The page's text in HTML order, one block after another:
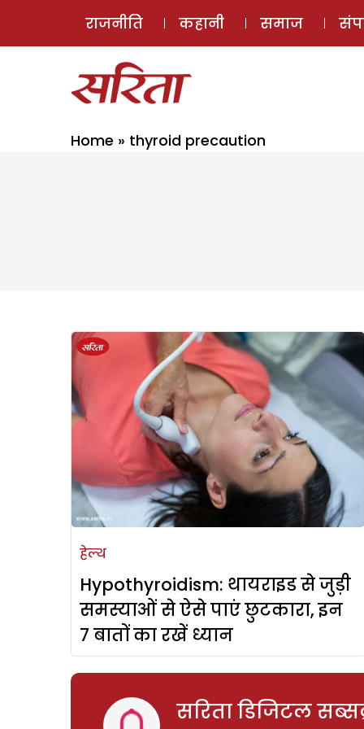
राजनीति कहानी समाज
Home » thyroid precaution
हेल्थ
Hypothyroidism: थायराइड से जुड़ी
समस्याओं से ऐसे पाएं छुटकारा, इन
7 बातों का रखें ध्यान
सरिता डिजिटल